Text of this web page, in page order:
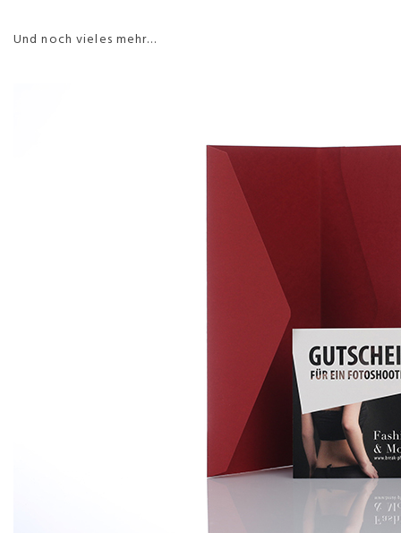
Und noch vieles mehr…